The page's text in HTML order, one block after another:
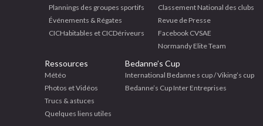
Plannings des groupes sportifs
Événements & Régates
CICHabitables et CICDériveurs
Classement National des clubs
Revue de Presse
Facebook CVSAE
Normandy Elite Team
Ressources
Météo
Photos et Vidéos
Trucs & astuces
Quelques liens utiles
Bedanne’s Cup
International Bedanne s cup / Viking’s cup
Bedanne’s Cup Inter Entreprises